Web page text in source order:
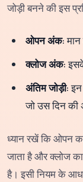
जोड़ी बनने की इस
ओपन अंक:
क्लोज अंक:
अंतिम जोड़ी:इन
जो उस दिन की
ध्यान रखें कि ओपन
जाता है और क्लोज
है। इसी नियम के